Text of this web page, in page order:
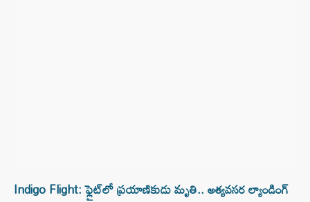
Indigo Flight: ఫ్లైట్‌లో ప్రయాణికుడు మృతి.. అత్యవసర ల్యాండింగ్